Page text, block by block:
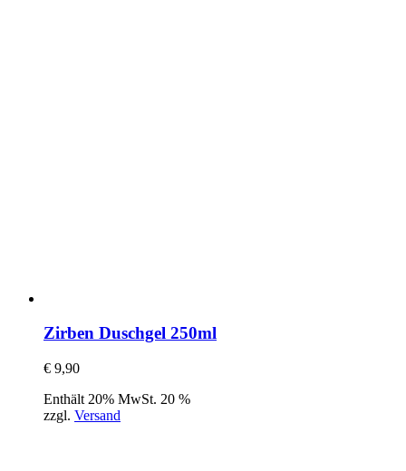
Zirben Duschgel 250ml
€ 9,90
Enthält 20% MwSt. 20 %
zzgl. Versand